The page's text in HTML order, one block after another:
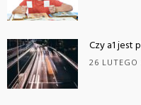
Czy a1 jest
26 LUTEGO